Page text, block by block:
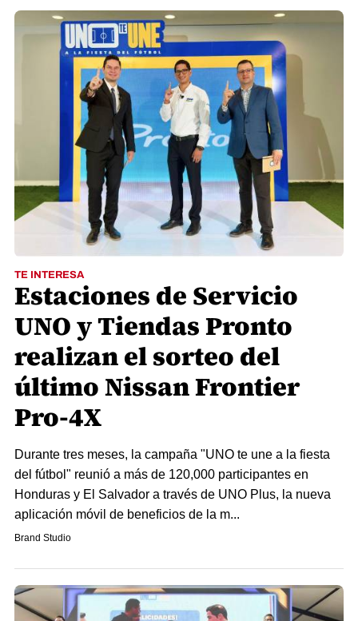
TE INTERESA
Estaciones de Servicio
UNO y Tiendas Pronto
realizan el sorteo del
último Nissan Frontier
Pro-4X
Durante tres meses, la campaña "UNO te une a la fiesta
del fútbol" reunió a más de 120,000 participantes en
Honduras y El Salvador a través de UNO Plus, la nueva
aplicación móvil de beneficios de la m...
Brand Studio